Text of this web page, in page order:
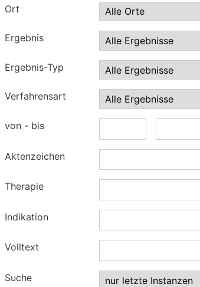
Ort
Ergebnis
Ergebnis-Typ
Verfahrensart
von - bis
Aktenzeichen
Therapie
Indikation
Volltext
Suche